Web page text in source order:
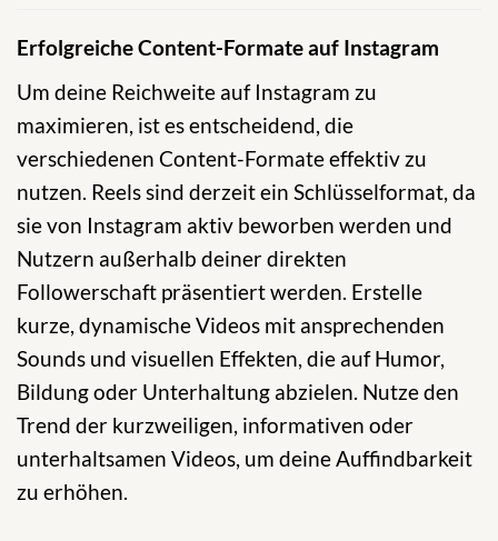
Erfolgreiche Content-Formate auf Instagram
Um deine Reichweite auf Instagram zu
maximieren, ist es entscheidend, die
verschiedenen Content-Formate effektiv zu
nutzen. Reels sind derzeit ein Schlüsselformat, da
sie von Instagram aktiv beworben werden und
Nutzern außerhalb deiner direkten
Followerschaft präsentiert werden. Erstelle
kurze, dynamische Videos mit ansprechenden
Sounds und visuellen Effekten, die auf Humor,
Bildung oder Unterhaltung abzielen. Nutze den
Trend der kurzweiligen, informativen oder
unterhaltsamen Videos, um deine Auffindbarkeit
zu erhöhen.